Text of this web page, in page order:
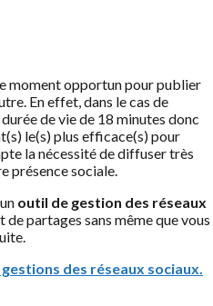
moment opportun pour publier
En effet, dans le cas de
de vie de 18 minutes donc
le(s) plus efficace(s) pour
la nécessité de diffuser très
présence sociale.
outil de gestion des réseaux
partages sans même que vous
des réseaux sociaux.